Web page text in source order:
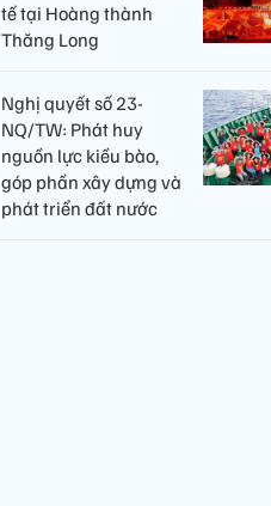
tế tại Hoàng thành
Thăng Long
Nghị quyết số 23-
NQ/TW: Phát huy
nguồn lực kiều bào,
góp phần xây dựng và
phát triển đất nước